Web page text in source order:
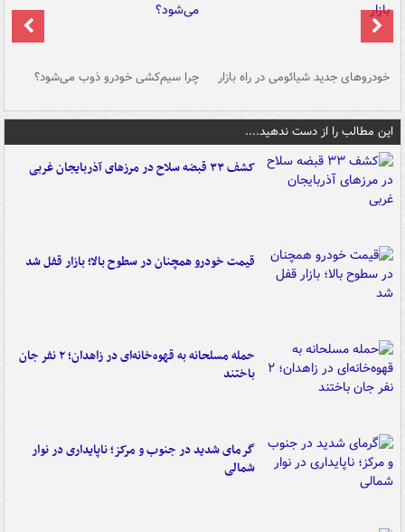
خودروهای جدید شیائومی در راه بازار چرا سیم‌کشی خودرو ذوب می‌شود؟
این مطالب را از دست ندهید....
کشف ۳۳ قبضه سلاح در مرزهای آذربایجان غربی
قیمت خودرو همچنان در سطوح بالا؛ بازار قفل شد
حمله مسلحانه به قهوه‌خانه‌ای در زاهدان؛ ۲ نفر جان
باختند
گرمای شدید در جنوب و مرکز؛ ناپایداری در نوار
شمالی